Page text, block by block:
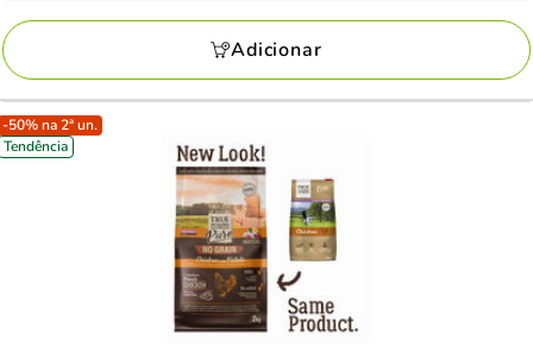
avaliações
142.08€
Adicionar
-50% na 2ª un.
Tendência